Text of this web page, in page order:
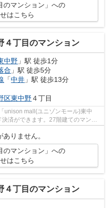
のマンション」への
はこちら
４丁目のマンション
中野 」駅 徒歩1分
合 」駅 徒歩5分
「中井 」駅 徒歩13分
区東中野４丁目
unison mall(ユニゾンモール)東中
済ができます。27階建てのマンシ
りません。
のマンション」への
はこちら
４丁目のマンション